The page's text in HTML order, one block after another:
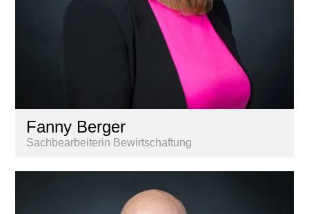
Fanny Berger
Sachbearbeiterin Bewirtschaftung